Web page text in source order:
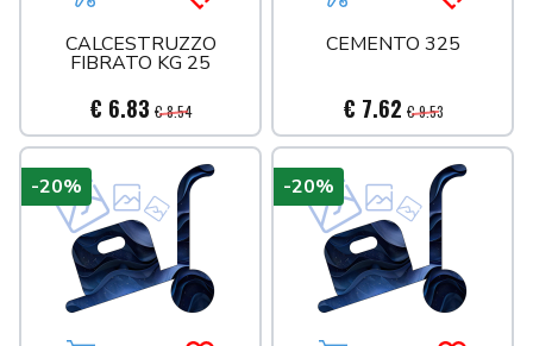
Aggiungi al carrelloAcquista più tardi
CALCESTRUZZO
FIBRATO KG 25
€ 6.83 € 8.54
Aggiungi al carrello
CEMENTO 325
€ 7.62 € 9.53
-20% -20%